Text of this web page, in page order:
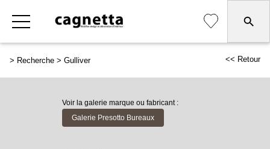
> Recherche > Gulliver << Retour
Voir la galerie marque ou fabricant :
Galerie Presotto Bureaux